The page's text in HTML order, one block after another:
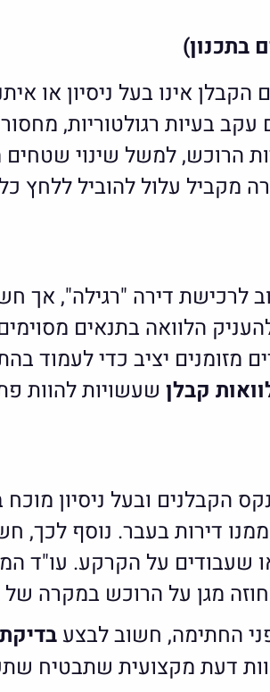
בתכנון)
אינו בעל ניסיון או
בעיות רגולטוריות, מחסור
הרוכש, למשל שינוי
מקביל עלול להוביל ללחץ
לרכישת דירה "רגילה",
הלוואה בתנאים
מזומנים יציב כדי לעמוד
קבלן שעשויות להוות
הקבלנים ובעל ניסיון
דירות בעבר. נוסף לכך,
שעבודים על הקרקע. עו"ד
מגן על הרוכש במקרה של
החתימה, חשוב לבצע
דעת מקצועית שתבטיח